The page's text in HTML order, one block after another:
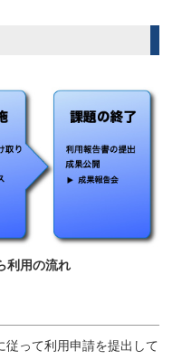
利用の流れ
従って利用申請を提出して